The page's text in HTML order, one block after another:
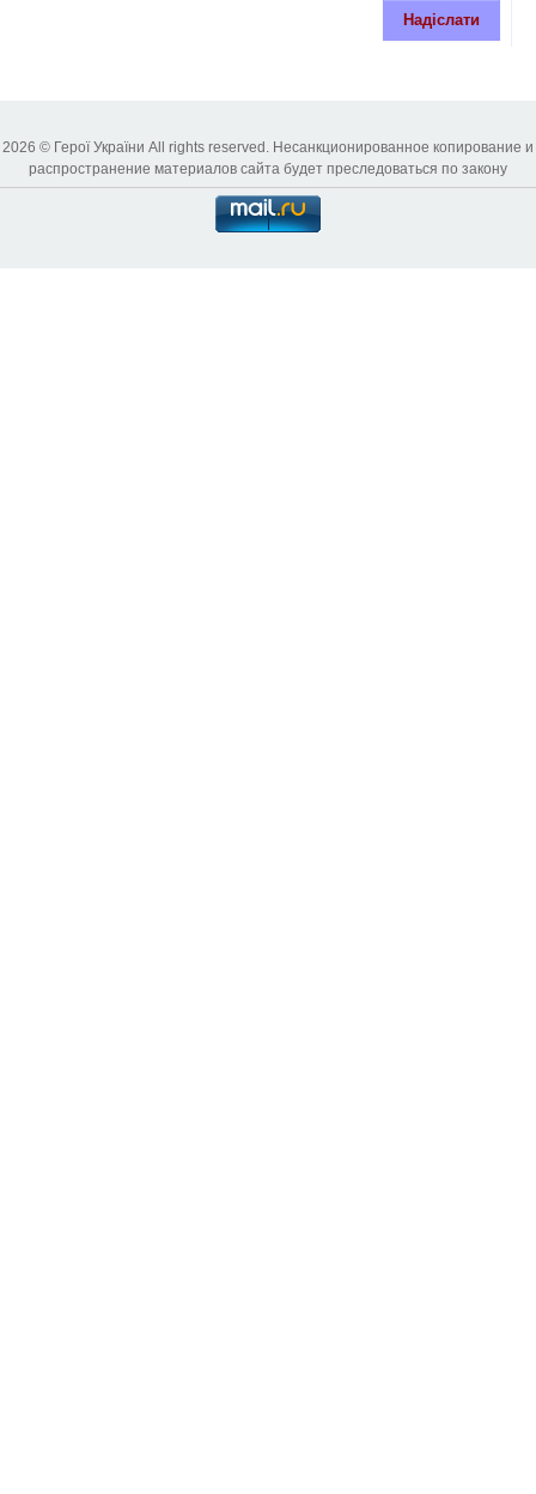
Надіслати
2026 © Герої України All rights reserved. Несанкционированное копирование и
распространение материалов сайта будет преследоваться по закону